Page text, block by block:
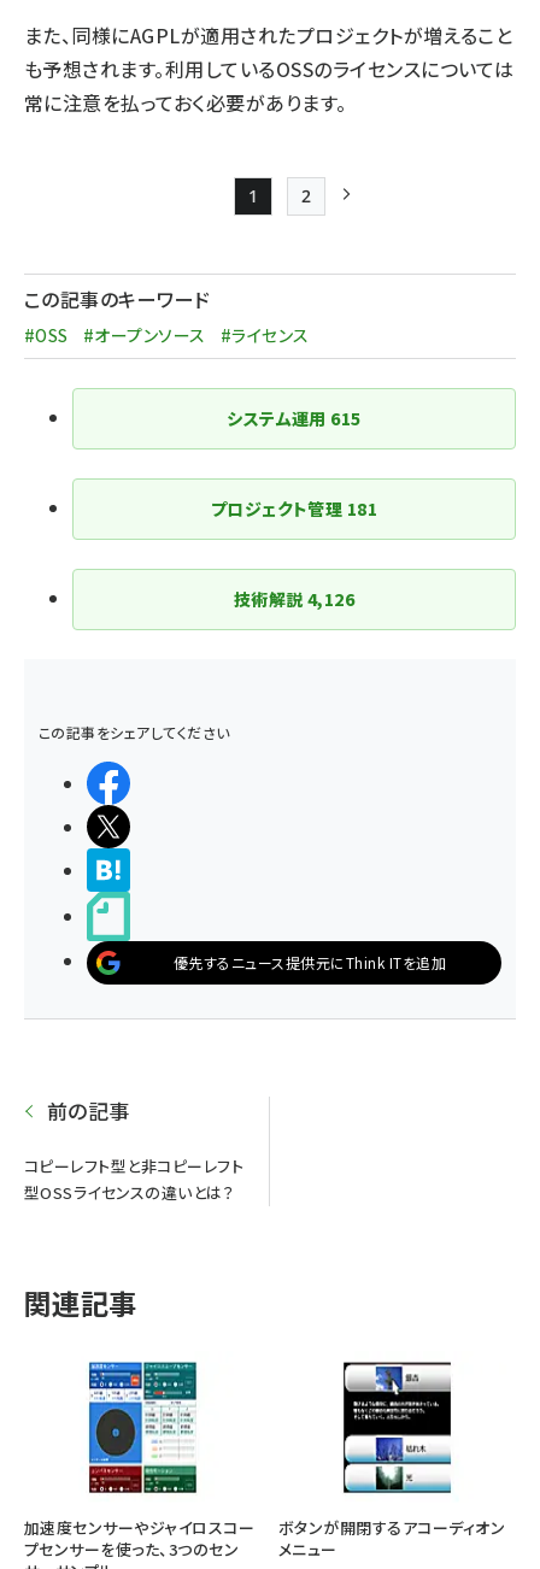
また、同様にAGPLが適用されたプロジェクトが増えること
も予想されます。利用しているOSSのライセンスについては
常に注意を払っておく必要があります。
送
り
Page
1
Page
2
この記事のキーワード
#OSS #オープンソース #ライセンス
システム運用 615
プロジェクト管理 181
技術解説 4,126
この記事をシェアしてください
優先するニュース提供元にThink ITを追加
前の記事
コピーレフト型と非コピーレフト
型OSSライセンスの違いとは？
関連記事
加速度センサーやジャイロスコー
プセンサーを使った、3つのセン
ボタンが開閉するアコーディオン
メニュー